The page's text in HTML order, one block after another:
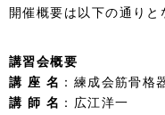
開催概要は以下の通りと
講習会概要
講 座 名 ：練成会筋骨格
講 師 名 ：広江洋一